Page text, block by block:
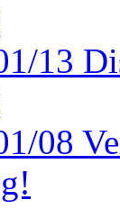
13
08